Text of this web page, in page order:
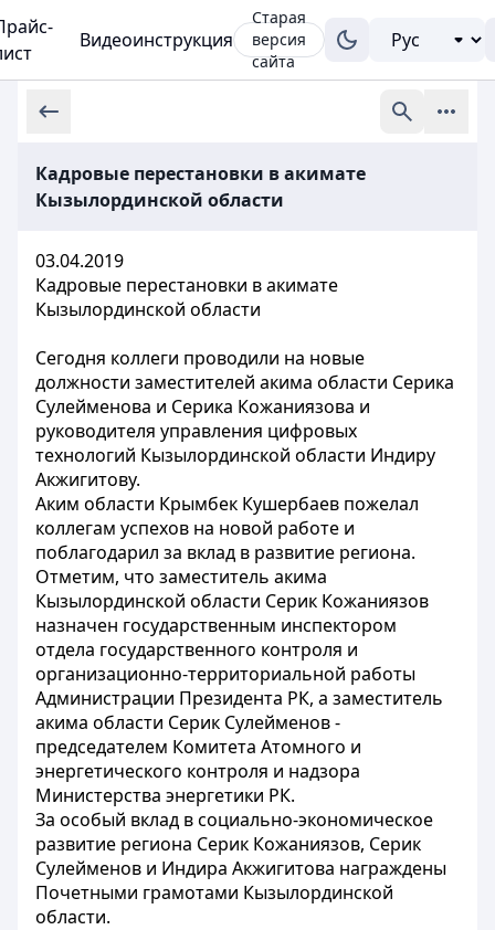
Видеоинструкция
Старая
версия
сайта
Кадровые перестановки в акимате
Кызылординской области
03.04.2019
Кадровые перестановки в акимате
Кызылординской области
Сегодня коллеги проводили на новые
должности заместителей акима области Серика
Сулейменова и Серика Кожаниязова и
руководителя управления цифровых
технологий Кызылординской области Индиру
Акжигитову.
Аким области Крымбек Кушербаев пожелал
коллегам успехов на новой работе и
поблагодарил за вклад в развитие региона.
Отметим, что заместитель акима
Кызылординской области Серик Кожаниязов
назначен государственным инспектором
отдела государственного контроля и
организационно-территориальной работы
Администрации Президента РК, а заместитель
акима области Серик Сулейменов -
председателем Комитета Атомного и
энергетического контроля и надзора
Министерства энергетики РК.
За особый вклад в социально-экономическое
развитие региона Серик Кожаниязов, Серик
Сулейменов и Индира Акжигитова награждены
Почетными грамотами Кызылординской
области.